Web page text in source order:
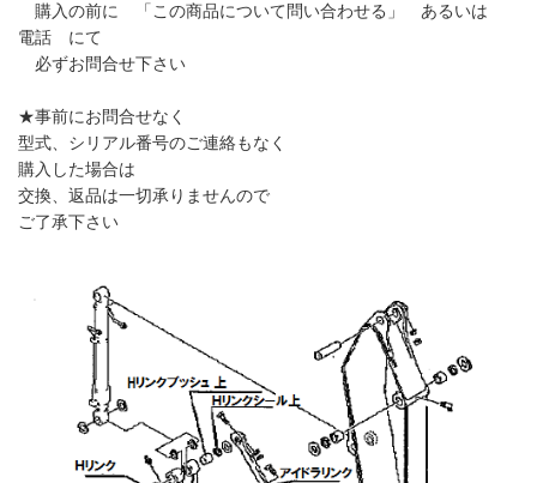
購入の前に 「この商品について問い合わせる」 あるいは
電話 にて
必ずお問合せ下さい
★事前にお問合せなく
型式、シリアル番号のご連絡もなく
購入した場合は
交換、返品は一切承りませんので
ご了承下さい